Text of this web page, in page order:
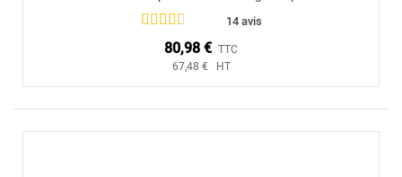
14 avis
80,98 € TTC
67,48 € HT